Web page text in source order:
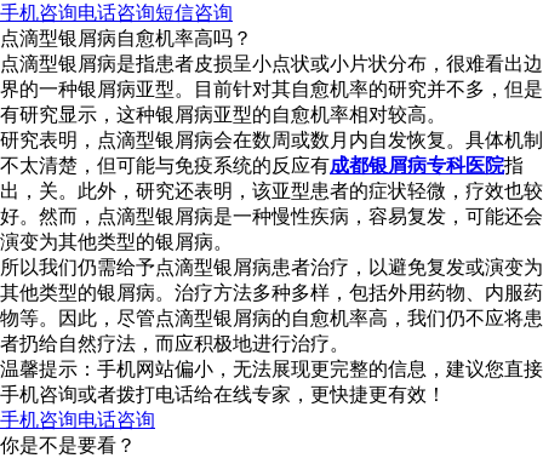
手机咨询电话咨询短信咨询
点滴型银屑病自愈机率高吗？
点滴型银屑病是指患者皮损呈小点状或小片状分布，很难看出边
界的一种银屑病亚型。目前针对其自愈机率的研究并不多，但是
有研究显示，这种银屑病亚型的自愈机率相对较高。
研究表明，点滴型银屑病会在数周或数月内自发恢复。具体机制
不太清楚，但可能与免疫系统的反应有成都银屑病专科医院指
出，关。此外，研究还表明，该亚型患者的症状轻微，疗效也较
好。然而，点滴型银屑病是一种慢性疾病，容易复发，可能还会
演变为其他类型的银屑病。
所以我们仍需给予点滴型银屑病患者治疗，以避免复发或演变为
其他类型的银屑病。治疗方法多种多样，包括外用药物、内服药
物等。因此，尽管点滴型银屑病的自愈机率高，我们仍不应将患
者扔给自然疗法，而应积极地进行治疗。
温馨提示：手机网站偏小，无法展现更完整的信息，建议您直接
手机咨询或者拨打电话给在线专家，更快捷更有效！
手机咨询电话咨询
你是不是要看？